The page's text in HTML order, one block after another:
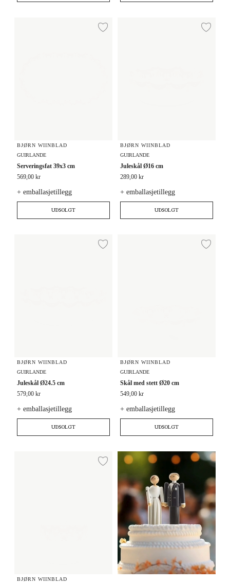
Legg til ønskeliste
BJØRN WIINBLAD
GUIRLANDE
Serveringsfat 39x3 cm
569,00 kr
+ emballasjetillegg
UDSOLGT
BJØRN WIINBLAD
GUIRLANDE
Juleskål Ø16 cm
289,00 kr
+ emballasjetillegg
UDSOLGT
Legg til ønskeliste
BJØRN WIINBLAD
GUIRLANDE
Juleskål Ø24.5 cm
579,00 kr
+ emballasjetillegg
UDSOLGT
BJØRN WIINBLAD
GUIRLANDE
Skål med stett Ø20 cm
549,00 kr
+ emballasjetillegg
UDSOLGT
Bowl on stand Ø10.5 cm 4 stk.
Legg til ønskeliste
BJØRN WIINBLAD